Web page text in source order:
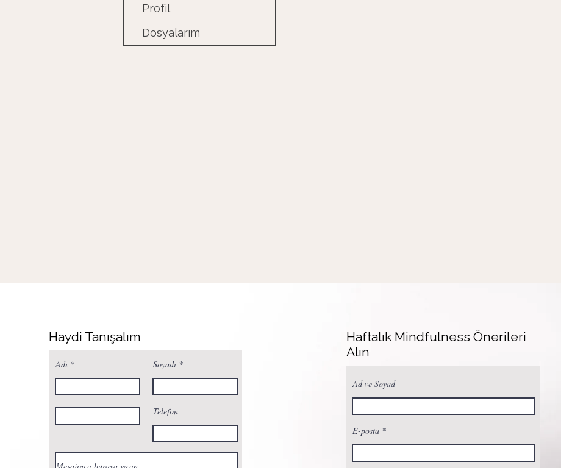
Profil
Dosyalarım
Haydi Tanışalım
Adı Soyadı
Telefon
Haftalık Mindfulness Önerileri
Alın
Ad ve Soyad
E-posta